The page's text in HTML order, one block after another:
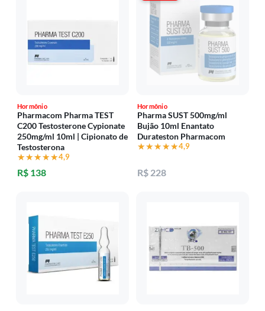
Hormônio
Pharmacom Pharma TEST
C200 Testosterone Cypionate
250mg/ml 10ml | Cipionato de
Testosterona
★★★★★
★★★★★4,9
R$ 138
Hormônio
Pharma SUST 500mg/ml
Bujão 10ml Enantato
Durateston Pharmacom
★★★★★
★★★★★4,9
R$ 228